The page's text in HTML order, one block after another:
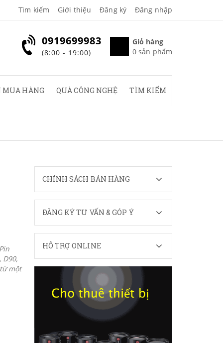
Tìm kiếm Giới thiệu Đăng ký Đăng nhập
Giỏ hàng
0 sản phẩm
0919699983
(8:00 - 19:00)
MUA HÀNG QUÀ CÔNG NGHỆ TÌM KIẾM
D90,
một
CHÍNH SÁCH BÁN HÀNG
ĐĂNG KÝ TƯ VẤN & GÓP Ý
HỖ TRỢ ONLINE